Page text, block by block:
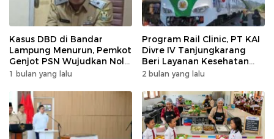
Kasus DBD di Bandar
Lampung Menurun, Pemkot
Genjot PSN Wujudkan Nol
Kematian
1 bulan yang lalu
Program Rail Clinic, PT KAI
Divre IV Tanjungkarang
Beri Layanan Kesehatan
Gratis 250 Warga
2 bulan yang lalu